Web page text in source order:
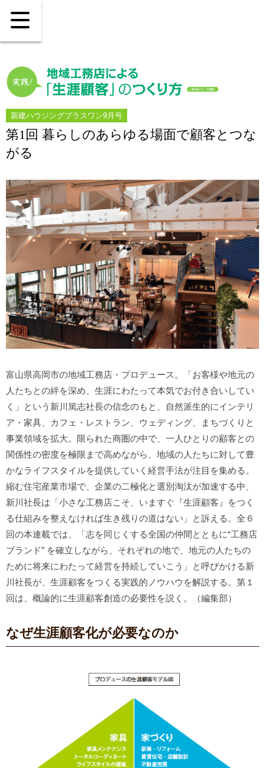
新建ハウジングプラスワン9月号
第1回 暮らしのあらゆる場面で顧客とつな
がる
富山県高岡市の地域工務店・プロデュース。「お客様や地元の
人たちとの絆を深め、生涯にわたって本気でお付き合いしてい
く」という新川篤志社長の信念のもと、自然派生的にインテリ
ア・家具、カフェ・レストラン、ウェディング、まちづくりと
事業領域を拡大。限られた商圏の中で、一人ひとりの顧客との
関係性の密度を極限まで高めながら、地域の人たちに対して豊
かなライフスタイルを提供していく経営手法が注目を集める。
縮む住宅産業市場で、企業の二極化と選別淘汰が加速する中、
新川社長は「小さな工務店こそ、いますぐ『生涯顧客』をつく
る仕組みを整えなければ生き残りの道はない」と訴える。全６
回の本連載では、「志を同じくする全国の仲間とともに“工務店
ブランド” を確立しながら、それぞれの地で、地元の人たちの
ために将来にわたって経営を持続していこう」と呼びかける新
川社長が、生涯顧客をつくる実践的ノウハウを解説する。第１
回は、概論的に生涯顧客創造の必要性を説く。（編集部）
なぜ生涯顧客化が必要なのか